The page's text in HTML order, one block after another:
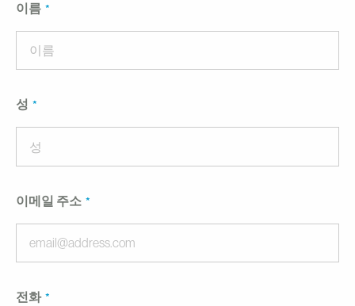
이름
성
이메일 주소
전화